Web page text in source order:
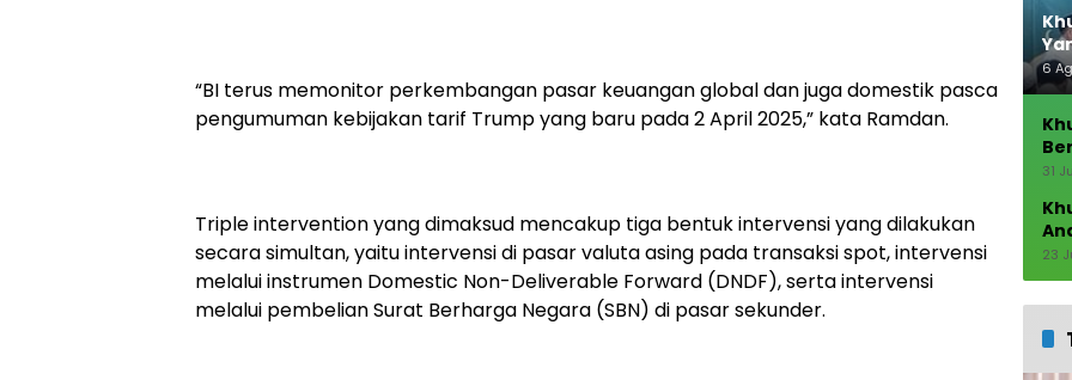
“BI terus memonitor perkembangan pasar keuangan global dan juga domestik pasca
pengumuman kebijakan tarif Trump yang baru pada 2 April 2025,” kata Ramdan.
Triple intervention yang dimaksud mencakup tiga bentuk intervensi yang dilakukan
secara simultan, yaitu intervensi di pasar valuta asing pada transaksi spot, intervensi
melalui instrumen Domestic Non-Deliverable Forward (DNDF), serta intervensi
melalui pembelian Surat Berharga Negara (SBN) di pasar sekunder.
6
31
23